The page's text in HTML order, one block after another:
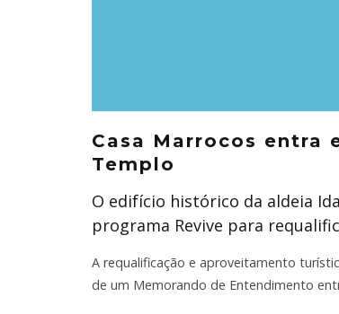
Casa Marrocos entra
Templo
O edifício histórico da aldeia
programa Revive para
A requalificação e aproveitamento
de um Memorando de Entendimento